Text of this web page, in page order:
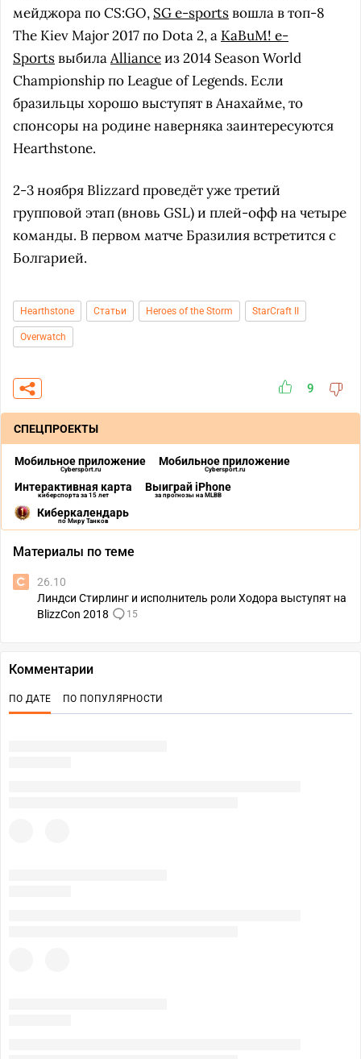
мейджора по CS:GO, SG e-sportsвошла в топ-8
The Kiev Major 2017 по Dota 2, а KaBuM! e-
SportsвыбилаAllianceиз 2014 Season World
Championship по League of Legends. Если
бразильцы хорошо выступят в Анахайме, то
спонсоры на родине наверняка заинтересуются
Hearthstone.
2-3 ноября Blizzard проведёт уже третий
групповой этап (вновь GSL) и плей-офф на четыре
команды. В первом матче Бразилия встретится с
Болгарией.
Hearthstone Статьи Heroes of the Storm StarCraft II
Overwatch
9
СПЕЦПРОЕКТЫ
Мобильное приложение
Cybersport.ru
Мобильное приложение
Cybersport.ru
Интерактивная карта
киберспорта за 15 лет
Выиграй iPhone
за прогнозы на MLBB
Киберкалендарь
по Миру Танков
Материалы по теме
26.10
Линдси Стирлинг и исполнитель роли Ходора выступят на
BlizzCon 2018
15
Комментарии
ПО ДАТЕ ПО ПОПУЛЯРНОСТИ